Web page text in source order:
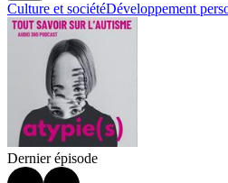
Culture et sociétéDéveloppement
Dernier épisode